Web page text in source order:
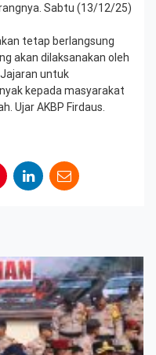
Sabtu (13/12/25)
tetap berlangsung
akan dilaksanakan oleh
untuk
kepada masyarakat
Ujar AKBP Firdaus.